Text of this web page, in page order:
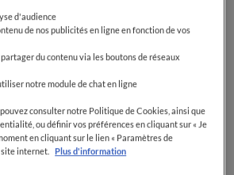
pourraient être présents sur la
dans le sens des lamelles (si les
ont) pour ne pas endommager la
: Évitez de tremper les
l'eau, car ils ont tendance à
ce qui peut affecter leur
d'audience
de nos publicités en ligne en fonction de vos
du contenu via les boutons de réseaux
notre module de chat en ligne
consulter notre Politique de Cookies, ainsi que
ou définir vos préférences en cliquant sur « Je
en cliquant sur le lien « Paramètres de
internet.
Plus d'information